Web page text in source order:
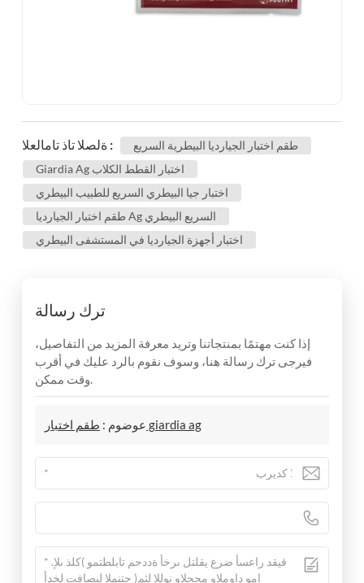
ةلصلا تاذ تامالعلا :
طقم اختبار الجيارديا البيطرية السريع
Giardia Ag اختبار القطط الكلاب
اختبار جيا البيطري السريع للطبيب البيطري
طقم اختبار الجيارديا Ag السريع البيطري
اختبار أجهزة الجيارديا في المستشفى البيطري
ترك رسالة
إذا كنت مهتمًا بمنتجاتنا وتريد معرفة المزيد من التفاصيل،
فيرجى ترك رسالة هنا، وسوف نقوم بالرد عليك في أقرب
وقت ممكن.
عوضوم : طقم اختبار giardia ag